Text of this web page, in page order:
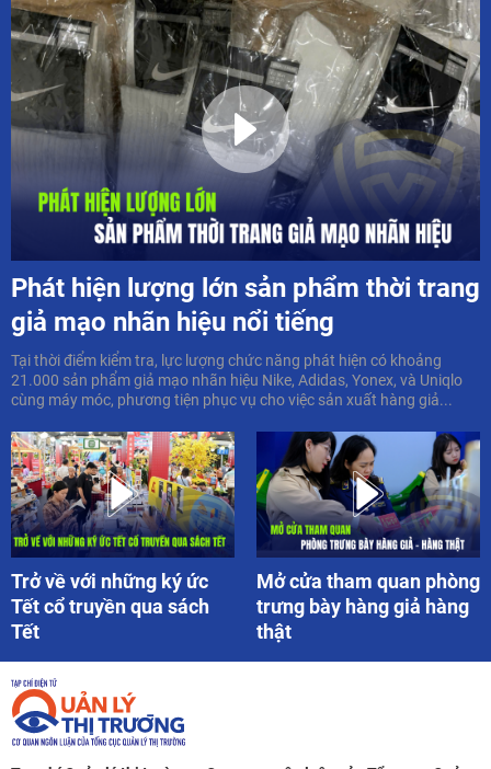
Phát hiện lượng lớn sản phẩm thời trang
giả mạo nhãn hiệu nổi tiếng
Tại thời điểm kiểm tra, lực lượng chức năng phát hiện có khoảng
21.000 sản phẩm giả mạo nhãn hiệu Nike, Adidas, Yonex, và Uniqlo
cùng máy móc, phương tiện phục vụ cho việc sản xuất hàng giả...
Trở về với những ký ức
Tết cổ truyền qua sách
Tết
Mở cửa tham quan phòng
trưng bày hàng giả hàng
thật